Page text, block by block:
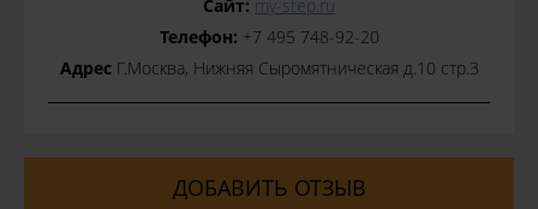
Сайт: my-step.ru
Телефон: +7 495 748-92-20
АдресГ.Москва, Нижняя Сыромятническая д.10 стр.3
ДОБАВИТЬ ОТЗЫВ